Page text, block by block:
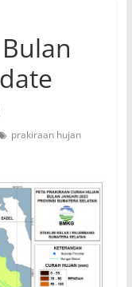
prakiraan hujan